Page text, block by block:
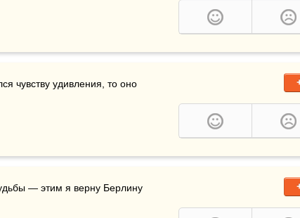
чувству удивления, то оно
— этим я верну Берлину